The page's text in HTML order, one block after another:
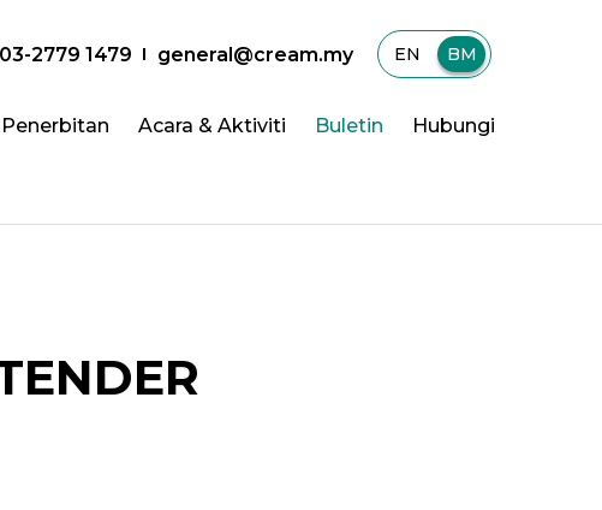
2779 1479 general@cream.my EN | BM
Penerbitan Acara & Aktiviti Buletin Hubungi